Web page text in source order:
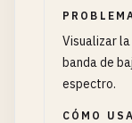
Visualizar
banda de
espectro.
CÓMO